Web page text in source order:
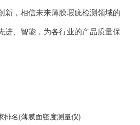
新，相信未来薄膜瑕疵检测领域的
进、智能，为各行业的产品质量保
排名(薄膜面密度测量仪)